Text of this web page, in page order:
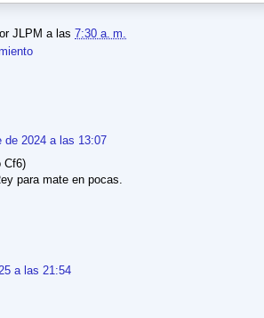
JLPM a las 7:30 a. m.
de 2024 a las 13:07
Cf6)
para mate en pocas.
a las 21:54